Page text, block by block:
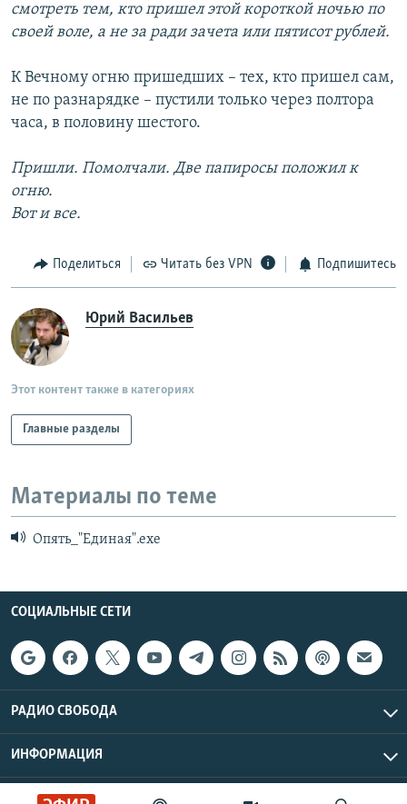
смотреть тем, кто пришел этой короткой ночью по
своей воле, а не за ради зачета или пятисот рублей.
К Вечному огню пришедших – тех, кто пришел сам,
не по разнарядке – пустили только через полтора
часа, в половину шестого.
Пришли. Помолчали. Две папиросы положил к
огню.
Вот и все.
Поделиться Читать без VPN Подпишитесь
Юрий Васильев
Этот контент также в категориях
Главные разделы
Материалы по теме
Опять_"Единая".ехе
СОЦИАЛЬНЫЕ СЕТИ
РАДИО СВОБОДА
ИНФОРМАЦИЯ